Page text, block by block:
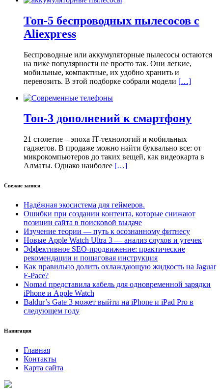
Топ-5 беспроводных пылесосов с
Aliexpress
Беспроводные или аккумуляторные пылесосы остаются
на пике популярности не просто так. Они легкие,
мобильные, компактные, их удобно хранить и
перевозить. В этой подборке собрали модели […]
Топ-3 дополнений к смартфону
21 столетие – эпоха IT-технологий и мобильных
гаджетов. В продаже можно найти буквально все: от
микрокомпьютеров до таких вещей, как видеокарта в
Алматы. Однако наиболее […]
Свежие записи
Надёжная экосистема для геймеров.
Ошибки при создании контента, которые снижают
позиции сайта в поисковой выдаче
Изучение теории — путь к осознанному фитнесу
Новые Apple Watch Ultra 3 — анализ слухов и утечек
Эффективное SEO-продвижение: практические
рекомендации и пошаговая инструкция
Как правильно долить охлаждающую жидкость на Jaguar
F-Pace?
Nomad представила кабель для одновременной зарядки
iPhone и Apple Watch
Baldur’s Gate 3 может выйти на iPhone и iPad Pro в
следующем году
Навигация
Главная
Контакты
Карта сайта